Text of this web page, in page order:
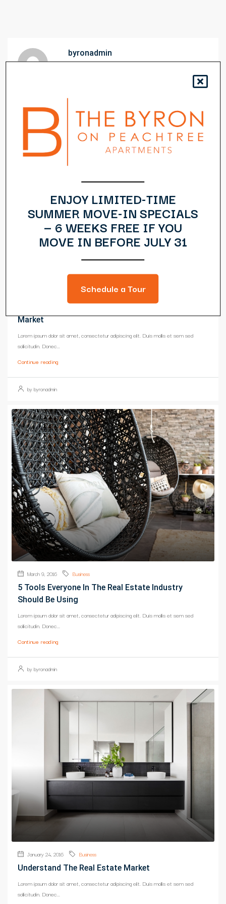
byronadmin
Related posts
Business
Market
Lorem ipsum dolor sit amet, consectetur adipiscing elit. Duis mollis et sem sed
sollicitudin. Donec...
Continue reading
by byronadmin
March 9, 2016 Business
5 Tools Everyone In The Real Estate Industry
Should Be Using
Lorem ipsum dolor sit amet, consectetur adipiscing elit. Duis mollis et sem sed
sollicitudin. Donec...
Continue reading
by byronadmin
January 24, 2016 Business
Understand The Real Estate Market
Lorem ipsum dolor sit amet, consectetur adipiscing elit. Duis mollis et sem sed
sollicitudin. Donec...
ENJOY LIMITED-TIME
SUMMER MOVE-IN SPECIALS
— 6 WEEKS FREE IF YOU
MOVE IN BEFORE JULY 31
Schedule a Tour